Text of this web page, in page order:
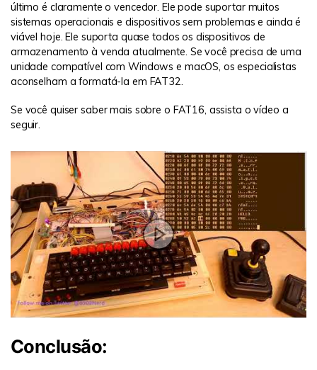
último é claramente o vencedor. Ele pode suportar muitos
sistemas operacionais e dispositivos sem problemas e ainda é
viável hoje. Ele suporta quase todos os dispositivos de
armazenamento à venda atualmente. Se você precisa de uma
unidade compatível com Windows e macOS, os especialistas
aconselham a formatá-la em FAT32.
Se você quiser saber mais sobre o FAT16, assista o vídeo a
seguir.
Conclusão: